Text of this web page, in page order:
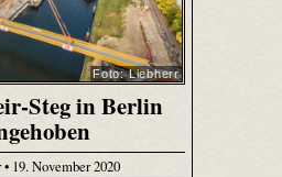
Foto: Liebherr
Steg in Berlin
19. November 2020